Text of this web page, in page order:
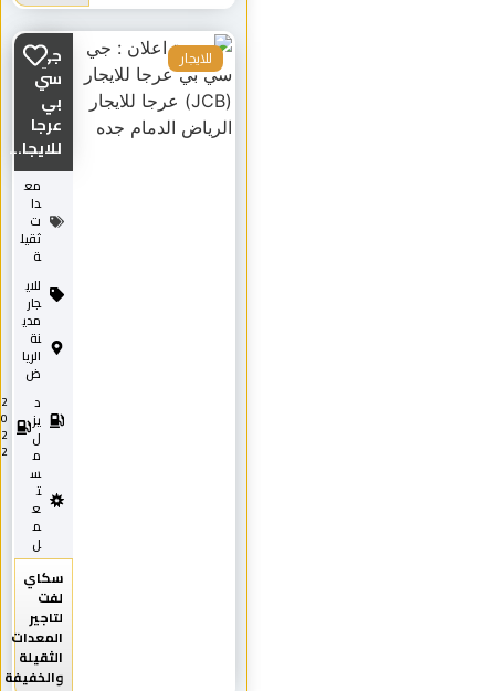
جي
سي
بي
عرجا
للايجا...
مع
دا
ت
ثقيل
ة
للاي
جار
مدي
نة
الريا
ض
يز
ل
م
س
ع
م
ل
سكاي
لفت
لتاجير
المعدات
الثقيلة
والخفيفة
للايجار